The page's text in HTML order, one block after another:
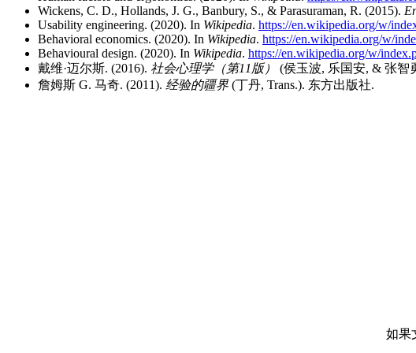
Wickens, C. D., Hollands, J. G., Banbury, S., & Parasuraman, R. (2015).
Usability engineering. (2020). In Wikipedia. https://en.wikipedia.org/w/
Behavioral economics. (2020). In Wikipedia. https://en.wikipedia.org/w/
Behavioural design. (2020). In Wikipedia. https://en.wikipedia.org/w/
戴维·迈尔斯. (2016). 社会心理学（第11版）
(侯玉波, 乐国安, & 张智
詹姆斯 G. 马奇. (2011). 经验的疆界 (丁丹, Trans.). 东方出版社.
如果